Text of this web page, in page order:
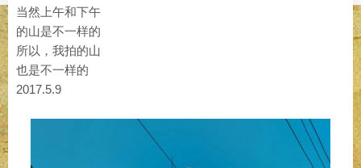
当然上午和下午
的山是不一样的
所以，我拍的山
也是不一样的
2017.5.9